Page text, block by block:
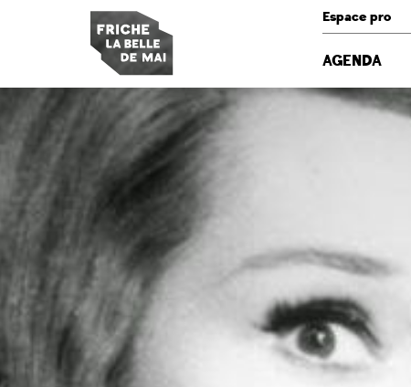
Espace pro
AGENDA
Panneau de gestion des cookies